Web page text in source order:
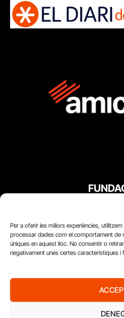
Per a oferir les millors experiències,
processar dades com el comportament de
úniques en aquest lloc. No consentir o
negativament unes certes característiques i